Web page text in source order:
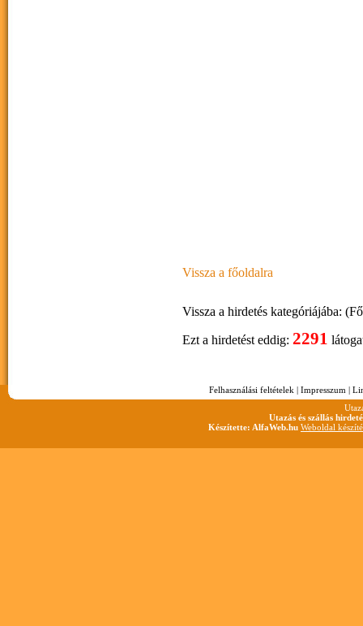
Vissza a főoldalra
Vissza a hirdetés kategóriájába:
Ezt a hirdetést eddig: 2291
Felhasználási feltételek | Impresszum |
Utazás és szállás
Készítette: AlfaWeb.hu Weboldal